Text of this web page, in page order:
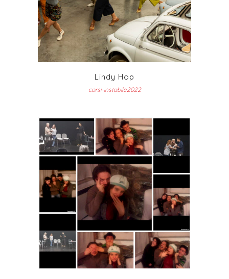
Lindy Hop
corsi-instabile2022